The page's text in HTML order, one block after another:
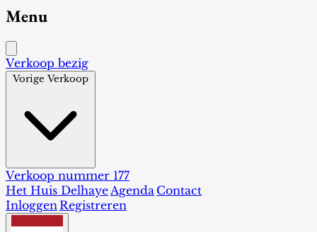
Menu
Verkoop bezig
Vorige Verkoop
Verkoop nummer 177
Het Huis DelhayeAgenda Contact
InloggenRegistreren